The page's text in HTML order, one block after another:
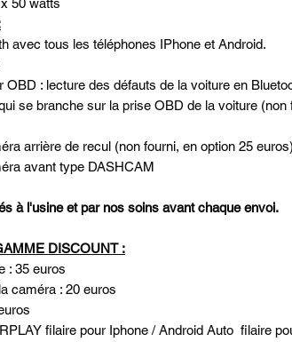
50 watts
avec tous les téléphones IPhone et Android.
OBD : lecture des défauts de la voiture en
se branche sur la prise OBD de la voiture (non
arrière de recul (non fourni, en option 25 euros)
avant type DASHCAM
à l'usine et par nos soins avant chaque envoi.
DISCOUNT :
: 35 euros
caméra : 20 euros
filaire pour Iphone / Android Auto filaire